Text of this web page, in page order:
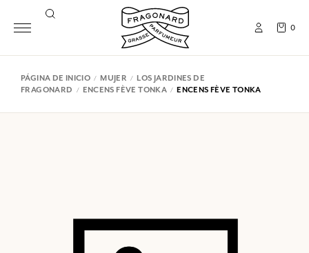
0
PÁGINA DE INICIO MUJER
LOS JARDINES DE
FRAGONARD
ENCENS FÈVE TONKA ENCENS FÈVE TONKA